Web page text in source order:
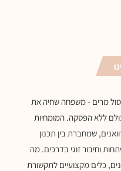
סול מרים - משפחה שחיה את
ללא הפסקה. המומחיות
שמחברת בין תכנון
וחיבור זוגי בדרכים. מה
כלים מקצועיים לתקשורת